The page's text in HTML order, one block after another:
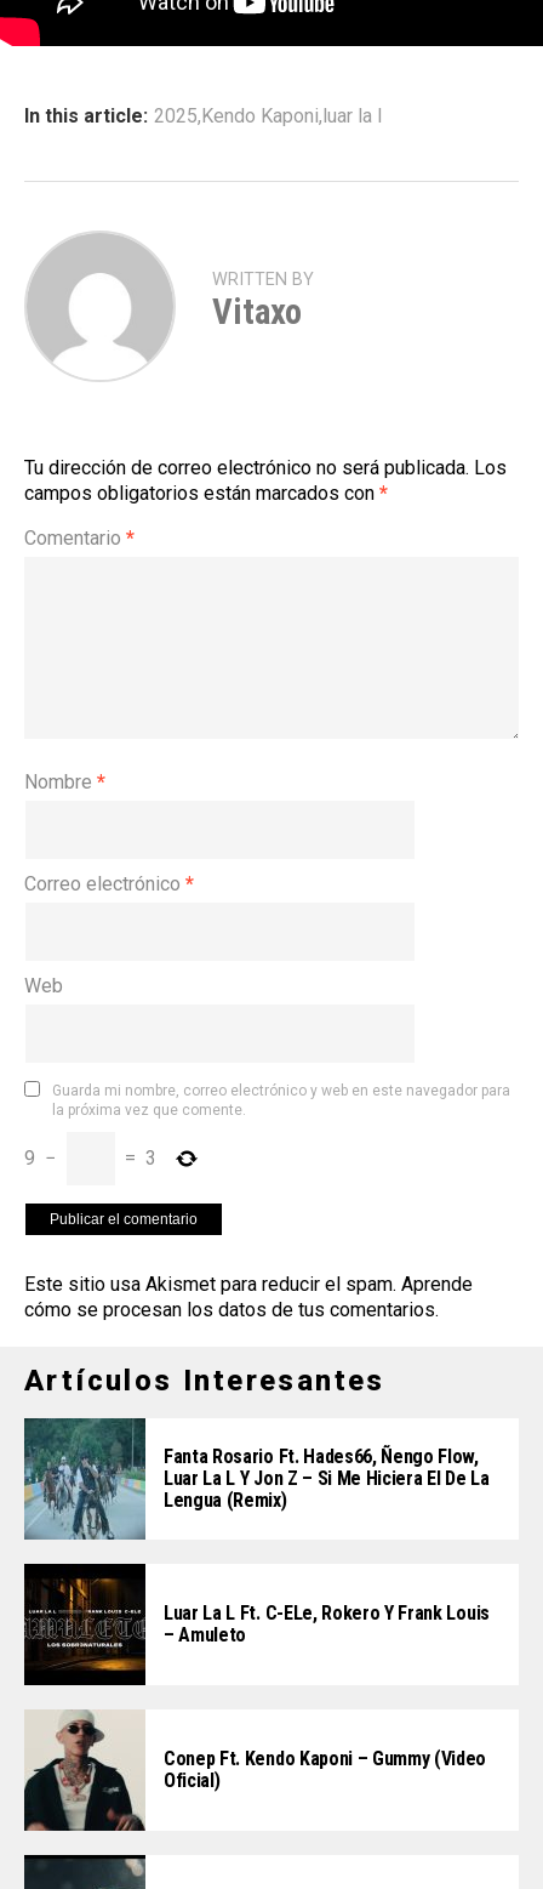
In this article: 2025,Kendo Kaponi,luar la l
WRITTEN BY
Vitaxo
Tu dirección de correo electrónico no será publicada. Los
campos obligatorios están marcados con *
Comentario *
Nombre *
Correo electrónico *
Web
Guarda mi nombre, correo electrónico y web en este navegador para
la próxima vez que comente.
9 − = 3
Este sitio usa Akismet para reducir el spam. Aprende
cómo se procesan los datos de tus comentarios.
Artículos Interesantes
Fanta Rosario Ft. Hades66, Ñengo Flow,
Luar La L Y Jon Z – Si Me Hiciera El De La
Lengua (Remix)
Luar La L Ft. C-ELe, Rokero Y Frank Louis
– Amuleto
Conep Ft. Kendo Kaponi – Gummy (Video
Oficial)